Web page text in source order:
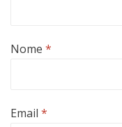
Nome *
Email *